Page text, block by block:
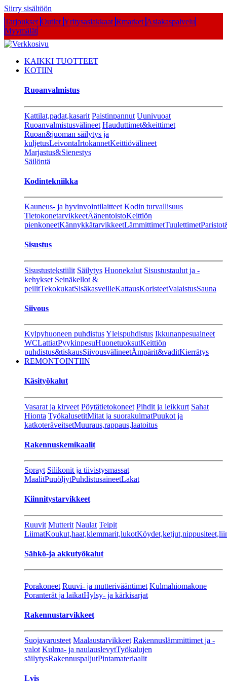
Siirry sisältöön
Tarjoukset Outlet Yritysasiakkaat Rmarket Asiakaspalvelu
Myymälät
KAIKKI TUOTTEET
KOTIIN
Ruoanvalmistus
Kattilat,padat,kasarit Paistinpannut Uunivuoat
Ruoanvalmistusvälineet Hauduttimet&keittimet
Ruoan&juoman säilytys ja
kuljetusLeivontaIrtokannetKeittiövälineet
Marjastus&Sienestys
Säilöntä
Kodintekniikka
Kauneus- ja hyvinvointilaitteet Kodin turvallisuus
TietokonetarvikkeetÄänentoistoKeittiön
pienkoneetKännykkätarvikkeetLämmittimetTuulettimet
Sisustus
Sisustustekstiilit Säilytys Huonekalut Sisustustaulut ja -
kehykset Seinäkellot &
peilitTekokukatSisäkasveilleKattausKoristeetValaistusSauna
Siivous
Kylpyhuoneen puhdistusYleispuhdistus Ikkunanpesuaineet
WCLattiatPyykinpesuHuonetuoksutKeittiön
puhdistus&tiskausSiivousvälineetÄmpärit&vaditKierrätys
REMONTOINTIIN
Käsityökalut
Vasarat ja kirveet Pöytätietokoneet Pihdit ja leikkurt Sahat
Hionta TyökalusetitMitat ja suorakulmatPuukot ja
katkoteräveitsetMuuraus,rappaus,laatoitus
Rakennuskemikaalit
Sprayt Silikonit ja tiivistysmassat
MaalitPuuöljytPuhdistusaineetLakat
Kiinnitystarvikkeet
Ruuvit Mutterit Naulat Teipit
LiimatKoukut,haat,klemmarit,lukot
Sähkö-ja akkutyökalut
Porakoneet Ruuvi- ja mutterivääntimet Kulmahiomakone
Poranterät ja laikatHylsy- ja kärkisarjat
Rakennustarvikkeet
Suojavarusteet Maalaustarvikkeet Rakennuslämmittimet ja -
valot Kulma- ja naulauslevytTyökalujen
säilytysRakennuspaljutPintamateriaalit
Lvis